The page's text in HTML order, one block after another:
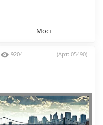
Мост
9204 (Арт: 05490)